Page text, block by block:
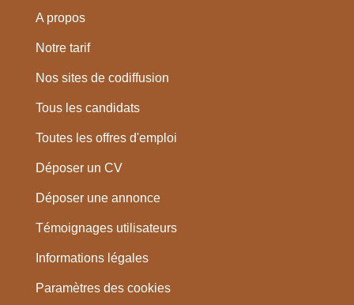
A propos
Notre tarif
Nos sites de codiffusion
Tous les candidats
Toutes les offres d'emploi
Déposer un CV
Déposer une annonce
Témoignages utilisateurs
Informations légales
Paramètres des cookies